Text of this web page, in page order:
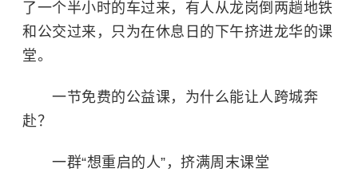
了一个半小时的车过来，有人从龙岗倒两趟地铁
和公交过来，只为在休息日的下午挤进龙华的课
堂。
一节免费的公益课，为什么能让人跨城奔
赴？
一群“想重启的人”，挤满周末课堂